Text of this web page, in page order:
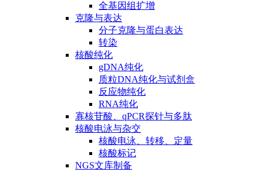
全基因组扩增
克隆与表达
分子克隆与蛋白表达
转染
核酸纯化
gDNA纯化
质粒DNA纯化与试剂盒
反应物纯化
RNA纯化
寡核苷酸、qPCR探针与多肽
核酸电泳与杂交
核酸电泳、转移、定量
核酸标记
NGS文库制备